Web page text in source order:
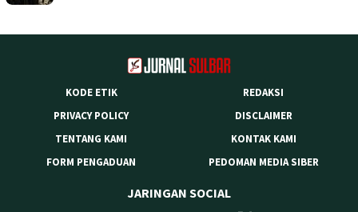
KODE ETIK
REDAKSI
PRIVACY POLICY
DISCLAIMER
TENTANG KAMI
KONTAK KAMI
FORM PENGADUAN
PEDOMAN MEDIA SIBER
JARINGAN SOCIAL